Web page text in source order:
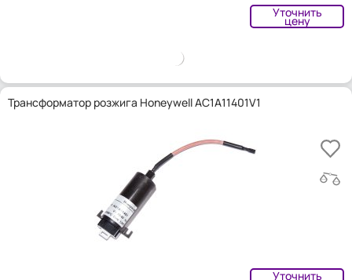
Уточнить
цену
Трансформатор розжига Honeywell AC1A11401V1
Уточнить